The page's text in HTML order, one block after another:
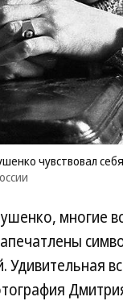
чувствовал
многие